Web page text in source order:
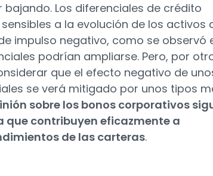
bajando. Los diferenciales de crédito
a la evolución de los activos
impulso negativo, como se observó
podrían ampliarse. Pero, por
que el efecto negativo de
se verá mitigado por unos tipos
sobre los bonos corporativos
que contribuyen eficazmente a
de las carteras.